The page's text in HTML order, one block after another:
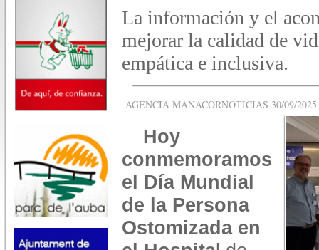
La información y el
mejorar la calidad de
empática e inclusiva.
AGENCIA MANACORNOTICIAS 30/09/
Hoy
conmemoramos
el Día Mundial
de la Persona
Ostomizada en